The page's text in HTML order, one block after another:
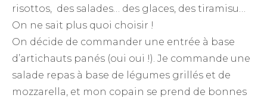
risottos, des salades… des glaces, des tiramisu…
On ne sait plus quoi choisir !
On décide de commander une entrée à base
d’artichauts panés (oui oui !). Je commande une
salade repas à base de légumes grillés et de
mozzarella, et mon copain se prend de bonnes